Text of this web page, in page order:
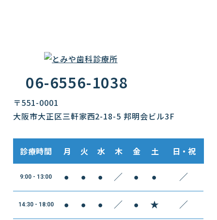
06-6556-1038
〒551-0001
大阪市大正区三軒家西2-18-5 邦明会ビル3F
診療時間 月 火 水 木 金 土 日・祝
9:00 - 13:00 ● ● ● ／ ● ● ／
14:30 - 18:00 ● ● ● ／ ● ★ ／